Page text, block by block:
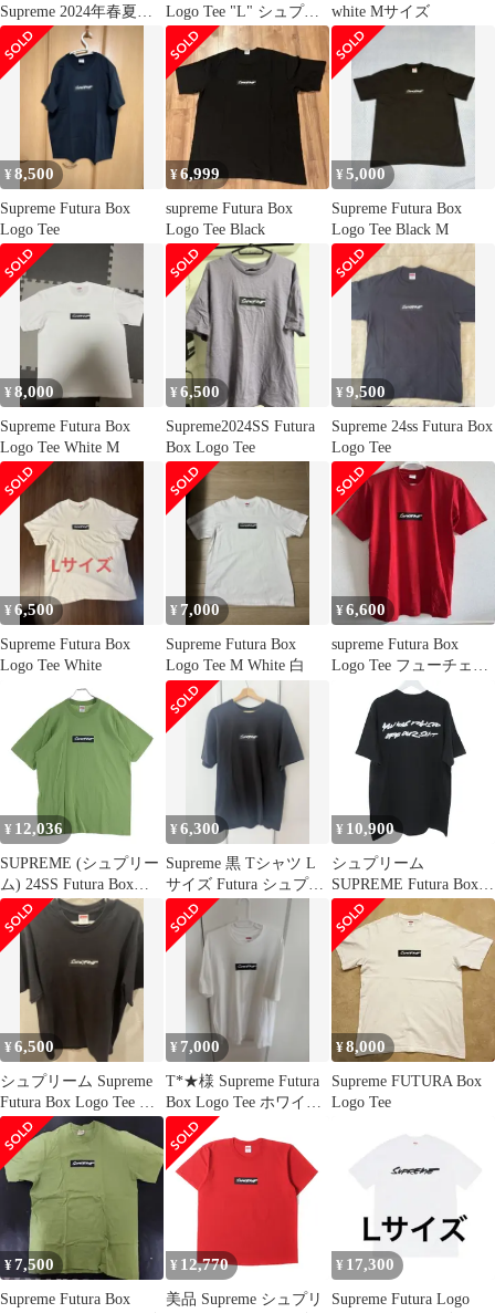
Supreme 2024年春夏
Futura Box Logo Tee コ
ットン 半袖Ｔシャツ ホ
ワイト【サイズL】
【メンズ】
Logo Tee "L" シュプリ
ーム
white Mサイズ
¥8,500
Supreme Futura Box
Logo Tee
¥6,999
supreme Futura Box
Logo Tee Black
¥5,000
Supreme Futura Box
Logo Tee Black M
¥8,000
Supreme Futura Box
Logo Tee White M
¥6,500
Supreme2024SS Futura
Box Logo Tee
¥9,500
Supreme 24ss Futura Box
Logo Tee
¥6,500
Supreme Futura Box
Logo Tee White
¥ 7,000
Supreme Futura Box
Logo Tee M White 白
¥6,600
supreme Futura Box
Logo Tee フューチェラ
ボックスロゴ
¥ 12,036
SUPREME (シュプリー
ム) 24SS Futura Box
Logo Tee フューチュラ
ボックスロゴ クルーネ
ック 半袖Tシャツ カッ
トソー グリーン
¥6,300
Supreme 黒 Tシャツ L
サイズ Futura シュプリ
ーム ロゴボックス
¥ 10,900
シュプリーム
SUPREME Futura Box
Logo Tee 24SS 半袖 Tシ
ャツ トップス クルーネ
ック プリント Lサイズ
ブラック k469035 0708
¥6,500
シュプリーム Supreme
Futura Box Logo Tee L
サイズ
¥ 7,000
T*★様 Supreme Futura
Box Logo Tee ホワイト
XL
¥8,000
Supreme FUTURA Box
Logo Tee
¥7,500
Supreme Futura Box
¥ 12,770
美品 Supreme シュプリ
¥ 17,300
Supreme Futura Logo